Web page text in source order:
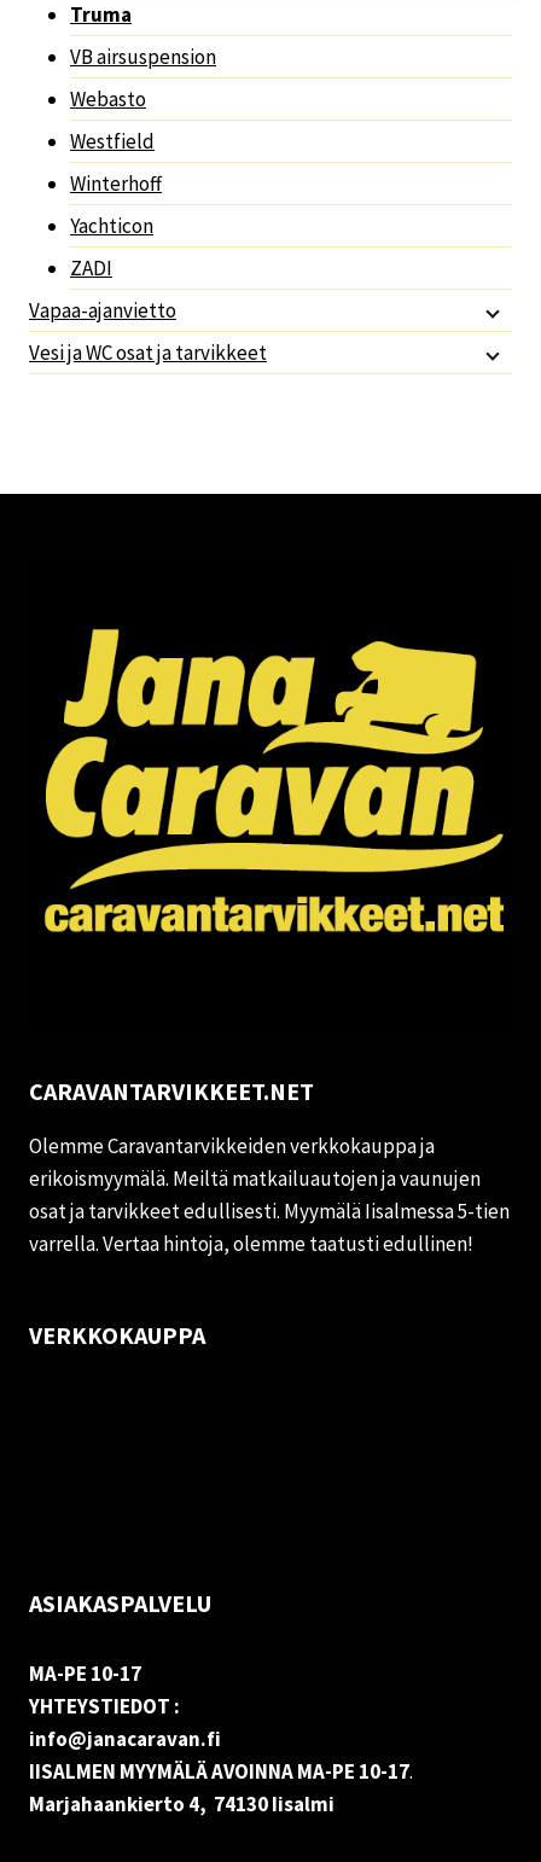
Truma
VB airsuspension
Webasto
Westfield
Winterhoff
Yachticon
ZADI
Vapaa-ajanvietto
Vesi ja WC osat ja tarvikkeet
CARAVANTARVIKKEET.NET
Olemme Caravantarvikkeiden verkkokauppa ja
erikoismyymälä. Meiltä matkailuautojen ja vaunujen
osat ja tarvikkeet edullisesti. Myymälä Iisalmessa 5-tien
varrella. Vertaa hintoja, olemme taatusti edullinen!
VERKKOKAUPPA
ASIAKASPALVELU
MA-PE 10-17
YHTEYSTIEDOT :
info@janacaravan.fi
IISALMEN MYYMÄLÄ AVOINNA MA-PE 10-17.
Marjahaankierto 4, 74130 Iisalmi